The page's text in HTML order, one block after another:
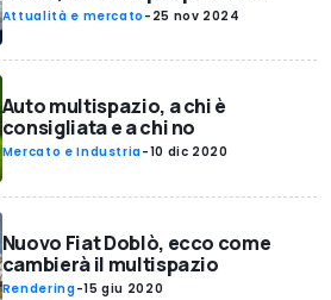
Attualità e mercato - 25 nov 2024
Auto multispazio, a chi è
consigliata e a chi no
Mercato e Industria-10 dic 2020
Nuovo Fiat Doblò, ecco come
cambierà il multispazio
Rendering-15 giu 2020